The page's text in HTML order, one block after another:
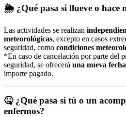
🌦️ ¿Qué pasa si llueve o hace
Las actividades se realizan
meteorológicas, excepto en casos
seguridad, como condiciones
*En caso de cancelación por parte del
seguridad, se ofrecerá una nueva fecha
importe pagado.
🤒 ¿Qué pasa si tú o un
enfermos?